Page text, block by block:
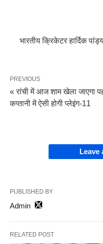
भारतीय क्रिकेटर हार्दिक
PREVIOUS
« रांची में आज शाम खेला जाएगा
कप्तानी में ऐसी होगी प्लेइंग-11
Leave
PUBLISHED BY
Admin
RELATED POST